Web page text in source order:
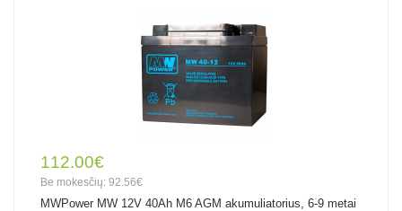
112.00€
Be mokesčių: 92.56€
MWPower MW 12V 40Ah M6 AGM akumuliatorius, 6-9 metai